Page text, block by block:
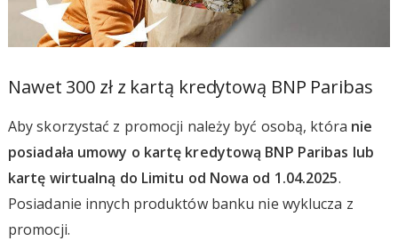
Nawet 300 zł z kartą kredytową BNP Paribas
Aby skorzystać z promocji należy być osobą, która nie
posiadała umowy o kartę kredytową BNP Paribas lub
kartę wirtualną do Limitu od Nowa od 1.04.2025.
Posiadanie innych produktów banku nie wyklucza z
promocji.